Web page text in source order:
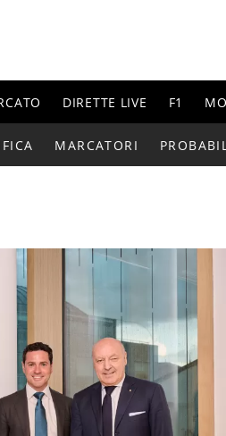
DIRETTE LIVE F1
MARCATORI